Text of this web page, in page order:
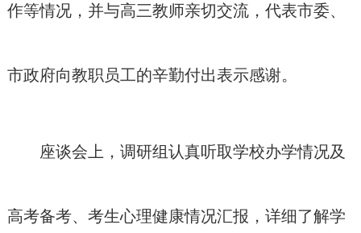
作等情况，并与高三教师亲切交流，代表市委、
市政府向教职员工的辛勤付出表示感谢。
座谈会上，调研组认真听取学校办学情况及
高考备考、考生心理健康情况汇报，详细了解学